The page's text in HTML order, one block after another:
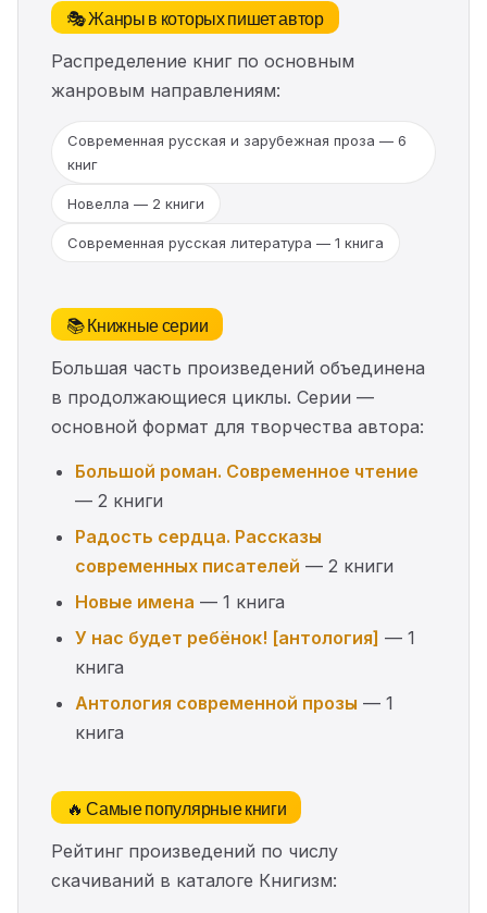
🎭 Жанры в которых пишет автор
Распределение книг по основным
жанровым направлениям:
Современная русская и зарубежная проза — 6
книг
Новелла — 2 книги
Современная русская литература — 1 книга
📚 Книжные серии
Большая часть произведений объединена
в продолжающиеся циклы. Серии —
основной формат для творчества автора:
Большой роман. Современное чтение
— 2 книги
Радость сердца. Рассказы
современных писателей — 2 книги
Новые имена — 1 книга
У нас будет ребёнок! [антология] — 1
книга
Антология современной прозы — 1
книга
🔥 Самые популярные книги
Рейтинг произведений по числу
скачиваний в каталоге Книгизм: